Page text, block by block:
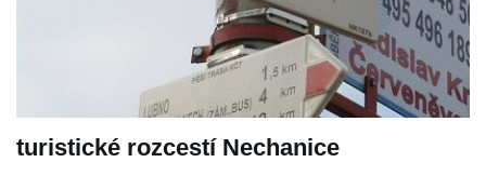
turistické rozcestí Nechanice